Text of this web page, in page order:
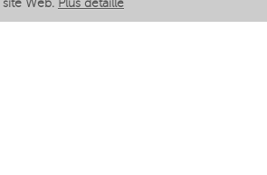
Web. Plus détaillé